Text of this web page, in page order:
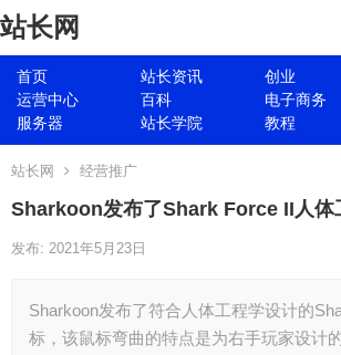
站长网
首页 站长资讯 创业
运营中心
百科 电子商务
服务器
站长学院 教程
站长网 经营推广
Sharkoon发布了Shark Force II人体
发布: 2021年5月23日
Sharkoon发布了符合人体工程学设计的
标，该鼠标弯曲的特点是为右手玩家设计